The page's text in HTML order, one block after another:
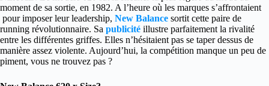
moment de sa sortie, en 1982. A l’heure où les marques s’affrontaient
pour imposer leur leadership, New Balance sortit cette paire de
running révolutionnaire. Sa publicité illustre parfaitement la rivalité
entre les différentes griffes. Elles n’hésitaient pas se taper dessus de
manière assez violente. Aujourd’hui, la compétition manque un peu de
piment, vous ne trouvez pas ?